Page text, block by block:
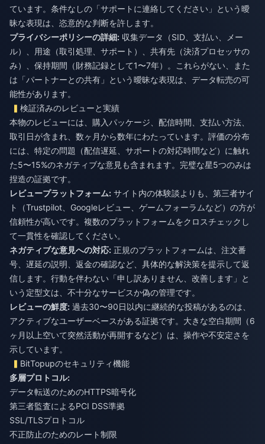
ています。条件なしの「サポートに連絡してください」という曖
昧な表現は、恣意的な判断を許します。
プライバシーポリシーの詳細: 収集データ（SID、支払い、メー
ル）、用途（取引処理、サポート）、共有先（決済プロセッサの
み）、保持期間（財務記録として1〜7年）。これらがない、また
は「パートナーとの共有」という曖昧な表現は、データ転売の可
能性があります。
検証済みのレビューと実績
本物のレビューには、購入パッケージ、配信時間、支払い方法、
取引日が含まれ、数ヶ月から数年にわたっています。評価の分布
には、特定の問題（配信遅延、サポートの対応時間など）に触れ
た5〜15%のネガティブな意見も含まれます。完璧な星5つのみは
捏造の証拠です。
レビュープラットフォーム: サイト内の体験談よりも、第三者サイ
ト（Trustpilot、Googleレビュー、ゲームフォーラムなど）の方が
信頼性が高いです。複数のプラットフォームをクロスチェックし
て一貫性を確認してください。
ネガティブな意見への対応: 正規のプラットフォームは、注文番
号、遅延の説明、返金の確認など、具体的な解決策を提示して返
信します。行動を伴わない「申し訳ありません、改善します」と
いう定型文は、不十分なサービスか偽の管理です。
レビューの鮮度: 過去30〜90日以内に継続的な投稿があるのは、
アクティブなユーザーベースがある証拠です。大きな空白期間（6
ヶ月以上空いて突然活動が再開するなど）は、操作や不安定さを
示しています。
BitTopupのセキュリティ機能
多層プロトコル:
データ転送のためのHTTPS暗号化
第三者監査によるPCI DSS準拠
SSL/TLSプロトコル
不正防止のためのレート制限